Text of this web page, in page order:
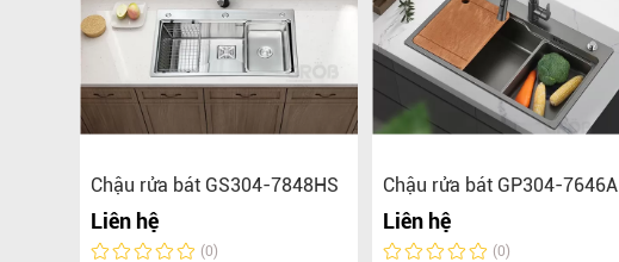
Chậu rửa bát GS304-7848HS
Liên hệ
(0)
Chậu rửa bát GP304-7646A
Liên hệ
(0)